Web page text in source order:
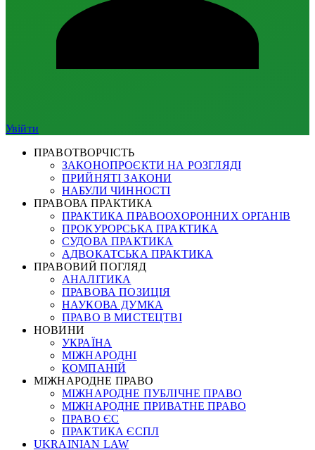
Увійти
ПРАВОТВОРЧІСТЬ
ЗАКОНОПРОЄКТИ НА РОЗГЛЯДІ
ПРИЙНЯТІ ЗАКОНИ
НАБУЛИ ЧИННОСТІ
ПРАВОВА ПРАКТИКА
ПРАКТИКА ПРАВООХОРОННИХ ОРГАНІВ
ПРОКУРОРСЬКА ПРАКТИКА
СУДОВА ПРАКТИКА
АДВОКАТСЬКА ПРАКТИКА
ПРАВОВИЙ ПОГЛЯД
АНАЛІТИКА
ПРАВОВА ПОЗИЦІЯ
НАУКОВА ДУМКА
ПРАВО В МИСТЕЦТВІ
НОВИНИ
УКРАЇНА
МІЖНАРОДНІ
КОМПАНІЙ
МІЖНАРОДНЕ ПРАВО
МІЖНАРОДНЕ ПУБЛІЧНЕ ПРАВО
МІЖНАРОДНЕ ПРИВАТНЕ ПРАВО
ПРАВО ЄС
ПРАКТИКА ЄСПЛ
UKRAINIAN LAW